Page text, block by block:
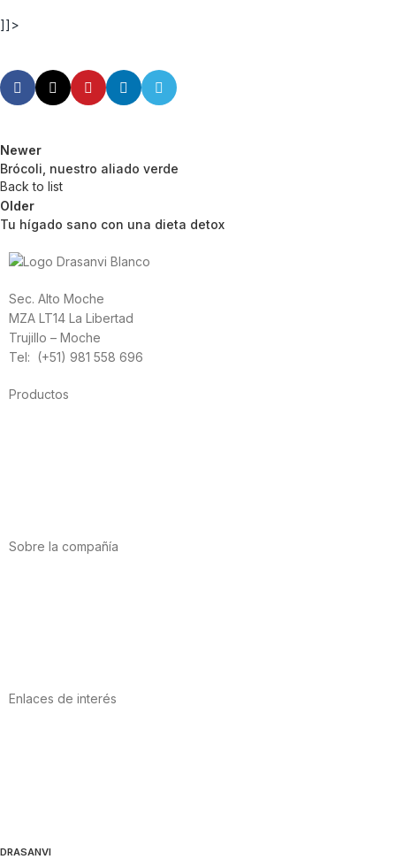
]]>
Newer
Brócoli, nuestro aliado verde
Back to list
Older
Tu hígado sano con una dieta detox
Sec. Alto Moche
MZA LT14 La Libertad
Trujillo – Moche
Tel: (+51) 981 558 696
Productos
Sobre la compañía
Enlaces de interés
DRASANVI